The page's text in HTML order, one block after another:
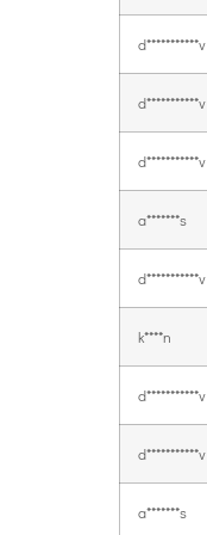
d***********v
d***********v
d***********v
a*******s
d***********v
k****n
d***********v
d***********v
a*******s